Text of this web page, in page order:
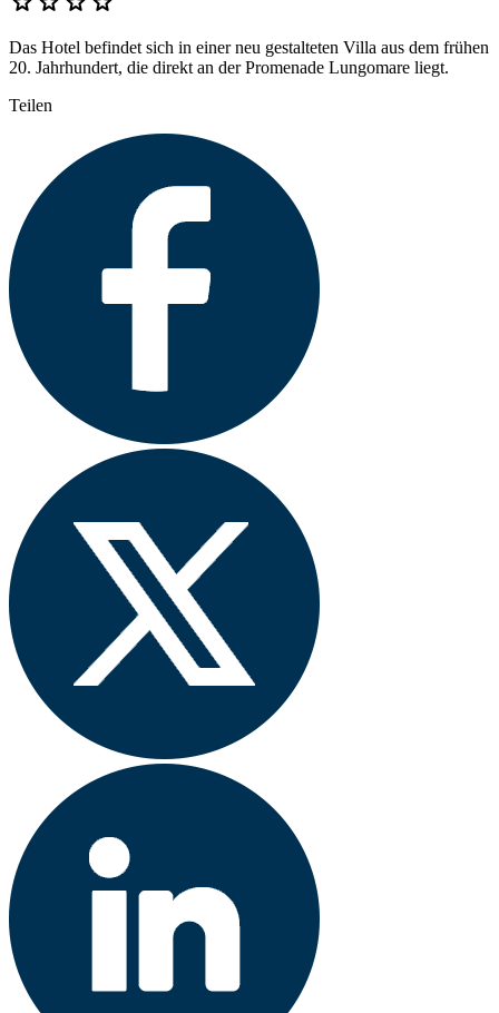
Das Hotel befindet sich in einer neu gestalteten Villa aus dem frühen
20. Jahrhundert, die direkt an der Promenade Lungomare liegt.
Teilen